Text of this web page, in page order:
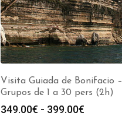
Visita Guiada de Bonifacio –
Grupos de 1 a 30 pers (2h)
349.00€ - 399.00€